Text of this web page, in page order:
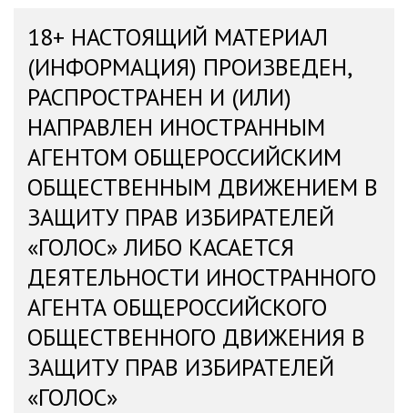
18+ НАСТОЯЩИЙ МАТЕРИАЛ
(ИНФОРМАЦИЯ) ПРОИЗВЕДЕН,
РАСПРОСТРАНЕН И (ИЛИ)
НАПРАВЛЕН ИНОСТРАННЫМ
АГЕНТОМ ОБЩЕРОССИЙСКИМ
ОБЩЕСТВЕННЫМ ДВИЖЕНИЕМ В
ЗАЩИТУ ПРАВ ИЗБИРАТЕЛЕЙ
«ГОЛОС» ЛИБО КАСАЕТСЯ
ДЕЯТЕЛЬНОСТИ ИНОСТРАННОГО
АГЕНТА ОБЩЕРОССИЙСКОГО
ОБЩЕСТВЕННОГО ДВИЖЕНИЯ В
ЗАЩИТУ ПРАВ ИЗБИРАТЕЛЕЙ
«ГОЛОС»